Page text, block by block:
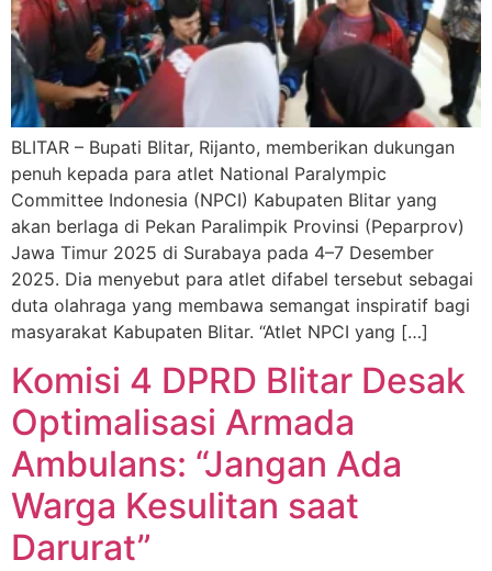
BLITAR – Bupati Blitar, Rijanto, memberikan dukungan
penuh kepada para atlet National Paralympic
Committee Indonesia (NPCI) Kabupaten Blitar yang
akan berlaga di Pekan Paralimpik Provinsi (Peparprov)
Jawa Timur 2025 di Surabaya pada 4–7 Desember
2025. Dia menyebut para atlet difabel tersebut sebagai
duta olahraga yang membawa semangat inspiratif bagi
masyarakat Kabupaten Blitar. “Atlet NPCI yang […]
Komisi 4 DPRD Blitar Desak
Optimalisasi Armada
Ambulans: “Jangan Ada
Warga Kesulitan saat
Darurat”